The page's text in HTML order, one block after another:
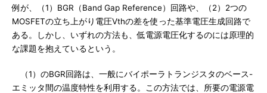
例が、（1）BGR（Band Gap Reference）回路や、（2）2つの
MOSFETの立ち上がり電圧Vthの差を使った基準電圧生成回路で
ある。しかし、いずれの方法も、低電源電圧化するのには原理的
な課題を抱えているという。
（1）のBGR回路は、一般にバイポーラトランジスタのベース-
エミッタ間の温度特性を利用する。この方法では、所要の電源電